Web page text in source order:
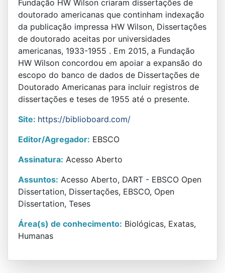
Fundação HW Wilson criaram dissertações de
doutorado americanas que continham indexação
da publicação impressa HW Wilson, Dissertações
de doutorado aceitas por universidades
americanas, 1933-1955 . Em 2015, a Fundação
HW Wilson concordou em apoiar a expansão do
escopo do banco de dados de Dissertações de
Doutorado Americanas para incluir registros de
dissertações e teses de 1955 até o presente.
Site: https://biblioboard.com/
Editor/Agregador: EBSCO
Assinatura: Acesso Aberto
Assuntos: Acesso Aberto, DART - EBSCO Open
Dissertation, Dissertações, EBSCO, Open
Dissertation, Teses
Área(s) de conhecimento: Biológicas, Exatas,
Humanas